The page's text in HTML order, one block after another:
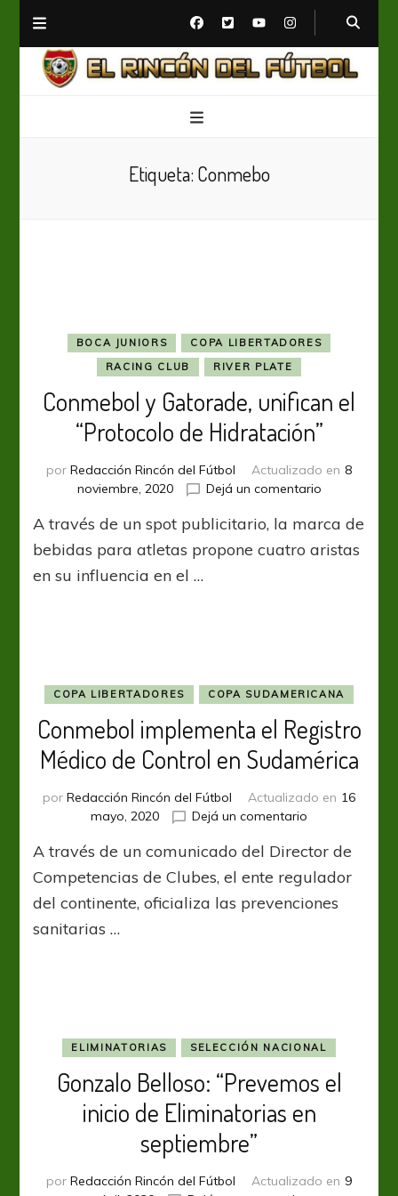
Etiqueta: Conmebo
BOCA JUNIORS
COPA LIBERTADORES
RACING CLUB
RIVER PLATE
Conmebol y Gatorade, unifican el
“Protocolo de Hidratación”
por Redacción Rincón del Fútbol Actualizado en 8
noviembre, 2020
Dejá un comentarioen
y
Gatorade,
A través de un spot publicitario, la marca de
bebidas para atletas propone cuatro aristas
en su influencia en el …
COPA LIBERTADORES COPA SUDAMERICANA
Conmebol implementa el Registro
Médico de Control en Sudamérica
por Redacción Rincón del Fútbol Actualizado en 16
mayo, 2020
Dejá un comentario
implementa
el
Médico
A través de un comunicado del Director de
Competencias de Clubes, el ente regulador
del continente, oficializa las prevenciones
sanitarias …
ELIMINATORIAS SELECCIÓN NACIONAL
Gonzalo Belloso: “Prevemos el
inicio de Eliminatorias en
septiembre”
por Redacción Rincón del Fútbol Actualizado en 9